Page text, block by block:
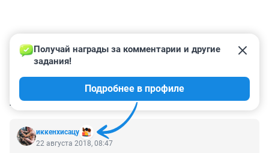
КОММЕНТАРИИ 331
иккенхисацу
Получай награды за комментарии и другие
задания!
Подробнее в профиле
22 августа 2018, 08:47